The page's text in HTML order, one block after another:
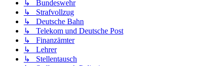
↳ Bundeswehr
↳ Strafvollzug
↳ Deutsche Bahn
↳ Telekom und Deutsche Post
↳ Finanzämter
↳ Lehrer
↳ Stellentausch